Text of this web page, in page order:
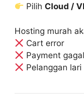
Pilih Cloud /
Hosting murah
Cart error
Payment gagal
Pelanggan lari